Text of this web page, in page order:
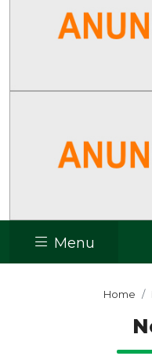
Menu
Home